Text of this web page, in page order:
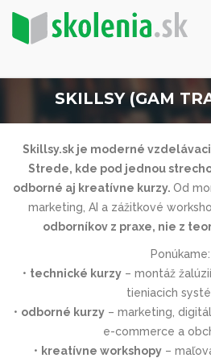
SKILLSY (GAM
Skillsy.sk je moderné
Strede, kde pod jednou
odborné aj kreatívne kurzy. Od
marketing, AI a zážitkové
odborníkov z praxe, nie z
Ponúkame:
• technické kurzy– montáž
tieniacich
• odborné kurzy– marketing,
e-commerce a
• kreatívne workshopy–